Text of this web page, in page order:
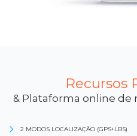
Recursos
& Plataforma online de
2 MODOS LOCALIZAÇÃO (GPS+LBS)